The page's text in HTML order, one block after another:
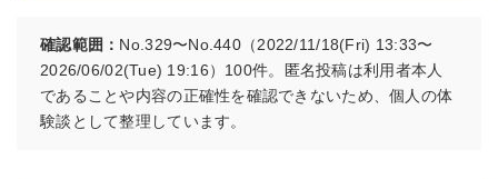
確認範囲： No.329〜No.440（2022/11/18(Fri) 13:33〜
2026/06/02(Tue) 19:16）100件。匿名投稿は利用者本人
であることや内容の正確性を確認できないため、個人の体
験談として整理しています。